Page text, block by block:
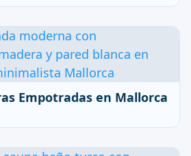
Empotradas en Mallorca